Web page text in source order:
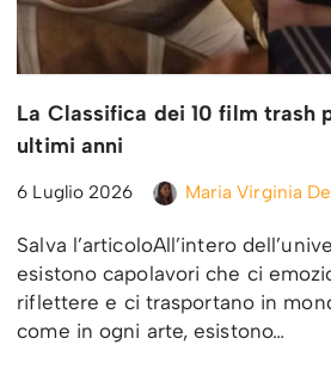
La Classifica dei 10 film trash
ultimi anni
6 Luglio 2026 Maria Virginia
Salva l’articoloAll’intero
esistono capolavori che ci
riflettere e ci trasportano in
come in ogni arte, esistono…